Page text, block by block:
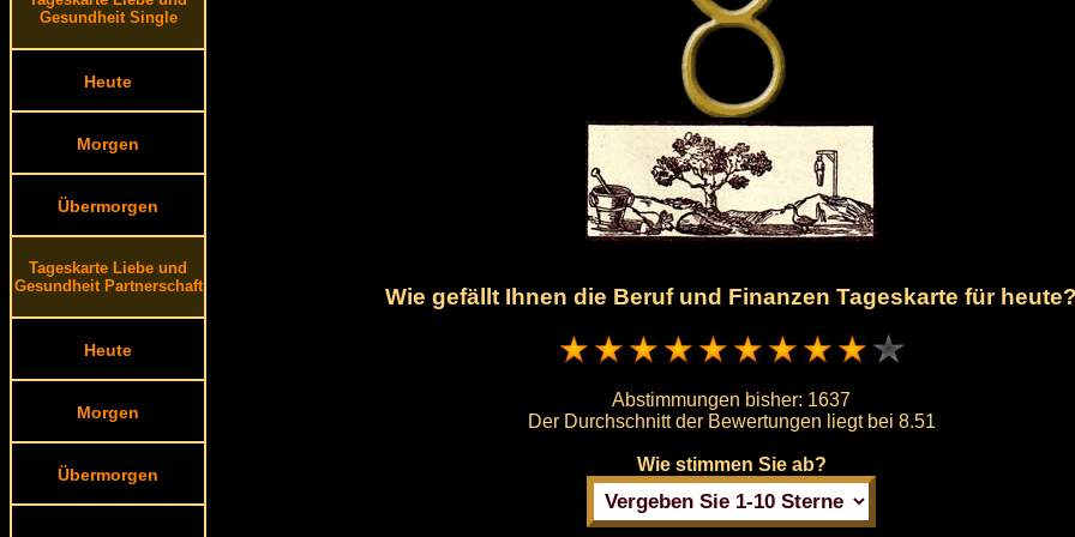
Gesundheit Single
Heute
Morgen
Übermorgen
Tageskarte Liebe und
Gesundheit Partnerschaft
Heute
Morgen
Übermorgen
Wie gefällt Ihnen die Beruf und Finanzen Tageskarte für
Abstimmungen bisher: 1637
Der Durchschnitt der Bewertungen liegt bei 8.51
Wie stimmen Sie ab?